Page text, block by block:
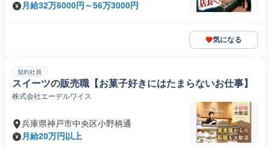
月給32万6000円～56万3000円
気になる
契約社員
スイーツの販売職【お菓子好きにはたまらないお仕事】
株式会社エーデルワイス
兵庫県神戸市中央区小野柄通
月給20万円以上